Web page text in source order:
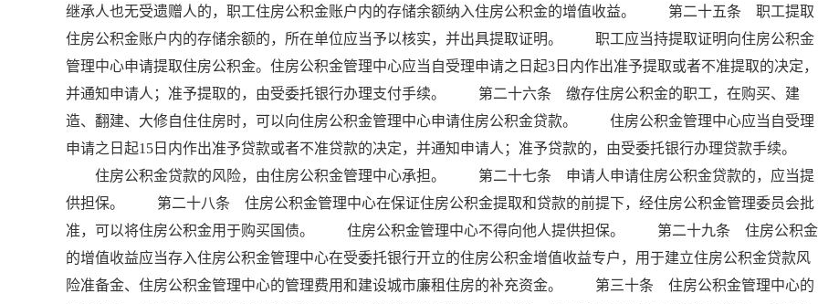
继承人也无受遗赠人的，职工住房公积金账户内的存储余额纳入住房公积金的增值收益。 第二十五条 职工提取
住房公积金账户内的存储余额的，所在单位应当予以核实，并出具提取证明。 职工应当持提取证明向住房公积金
管理中心申请提取住房公积金。住房公积金管理中心应当自受理申请之日起3日内作出准予提取或者不准提取的决定，
并通知申请人；准予提取的，由受委托银行办理支付手续。 第二十六条 缴存住房公积金的职工，在购买、建
造、翻建、大修自住住房时，可以向住房公积金管理中心申请住房公积金贷款。 住房公积金管理中心应当自受理
申请之日起15日内作出准予贷款或者不准贷款的决定，并通知申请人；准予贷款的，由受委托银行办理贷款手续。
住房公积金贷款的风险，由住房公积金管理中心承担。 第二十七条 申请人申请住房公积金贷款的，应当提
供担保。 第二十八条 住房公积金管理中心在保证住房公积金提取和贷款的前提下，经住房公积金管理委员会批
准，可以将住房公积金用于购买国债。 住房公积金管理中心不得向他人提供担保。 第二十九条 住房公积金
的增值收益应当存入住房公积金管理中心在受委托银行开立的住房公积金增值收益专户，用于建立住房公积金贷款风
险准备金、住房公积金管理中心的管理费用和建设城市廉租住房的补充资金。 第三十条 住房公积金管理中心的